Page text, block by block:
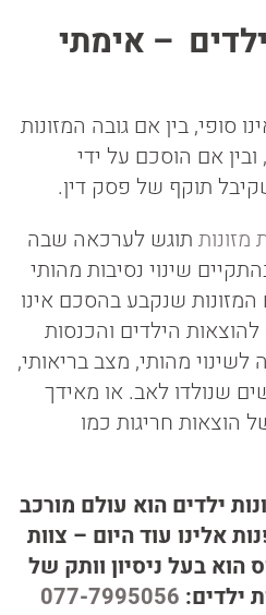
– אימתי
סופי, בין אם גובה המזונות
אם הוסכם על ידי
תוקף של פסק דין.
תוגש לערכאה שבה
שינוי נסיבות מהותי
שנקבע בהסכם אינו
להוצאות הילדים והכנסות
מהותי, מצב בריאותי,
שנולדו לאב. או מאידך
הוצאות חריגות כמו
ילדים הוא עולם מורכב
אלינו עוד היום – צוות
הוא בעל ניסיון וותק של
ילדים: 077-7995056